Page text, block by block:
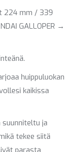
224 mm / 339
GALLOPER →
huippuluokan
kaikissa
suunniteltu ja
tekee siitä